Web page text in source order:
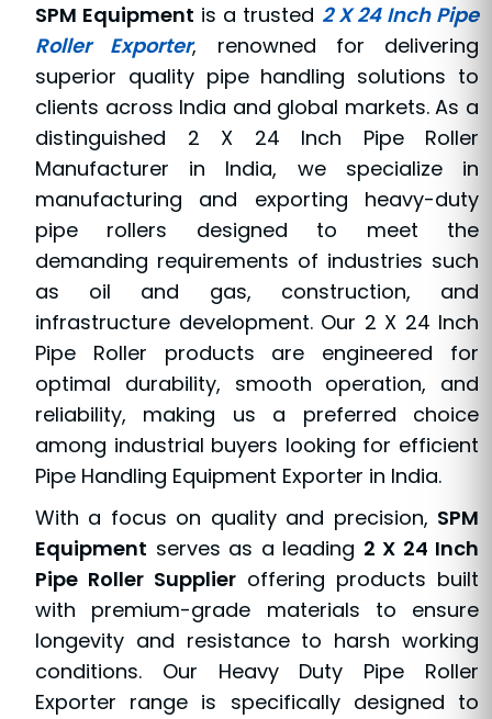
SPM Equipment is a trusted 2 X 24 Inch Pipe
Roller Exporter, renowned for delivering
superior quality pipe handling solutions to
clients across India and global markets. As a
distinguished 2 X 24 Inch Pipe Roller
Manufacturer in India, we specialize in
manufacturing and exporting heavy-duty
pipe rollers designed to meet the
demanding requirements of industries such
as oil and gas, construction, and
infrastructure development. Our 2 X 24 Inch
Pipe Roller products are engineered for
optimal durability, smooth operation, and
reliability, making us a preferred choice
among industrial buyers looking for efficient
Pipe Handling Equipment Exporter in India.
With a focus on quality and precision, SPM
Equipment serves as a leading 2 X 24 Inch
Pipe Roller Supplier offering products built
with premium-grade materials to ensure
longevity and resistance to harsh working
conditions. Our Heavy Duty Pipe Roller
Exporter range is specifically designed to